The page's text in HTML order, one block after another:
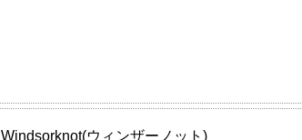
Windsorknot(ウィンザーノット)